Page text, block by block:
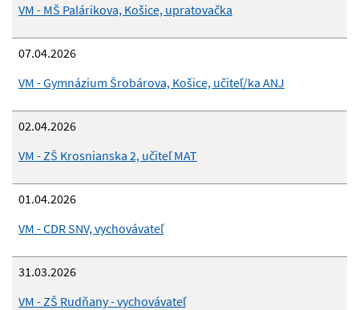
VM - MŠ Palárikova, Košice, upratovačka
07.04.2026
VM - Gymnázium Šrobárova, Košice, učiteľ/ka ANJ
02.04.2026
VM - ZŠ Krosnianska 2, učiteľ MAT
01.04.2026
VM - CDR SNV, vychovávateľ
31.03.2026
VM - ZŠ Rudňany - vychovávateľ